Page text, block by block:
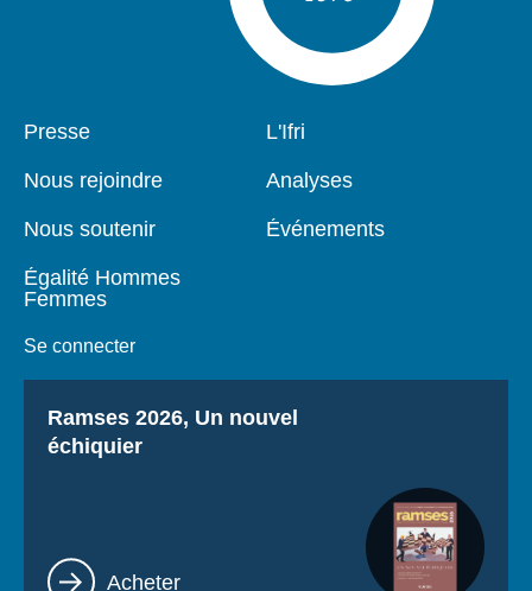
Pied
Presse
Nous rejoindre
Nous soutenir
Égalité Hommes
Femmes
Se connecter
Navigation
L'Ifri
Analyses
Événements
Titre
Ramses 2026, Un nouvel
échiquier
Lien
Acheter